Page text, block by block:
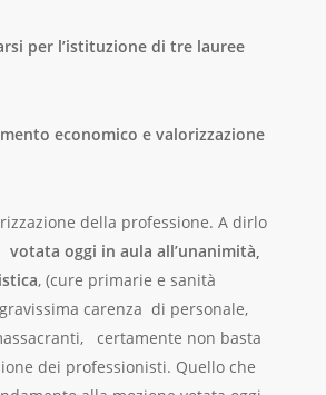
per l’istituzione di tre lauree
economico e valorizzazione
della professione. A dirlo
votata oggi in aula all’unanimità,
, (cure primarie e sanità
carenza di personale,
certamente non basta
dei professionisti. Quello che